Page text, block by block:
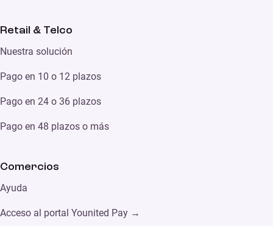
Retail & Telco
Nuestra solución
Pago en 10 o 12 plazos
Pago en 24 o 36 plazos
Pago en 48 plazos o más
Comercios
Ayuda
Acceso al portal Younited Pay →